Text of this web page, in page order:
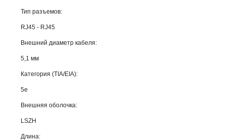
Тип разъемов:
RJ45 - RJ45
Внешний диаметр кабеля:
5,1 мм
Категория (TIA/EIA):
5e
Внешняя оболочка:
LSZH
Длина: